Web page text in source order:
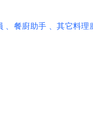
、餐廚助手 、其它料理